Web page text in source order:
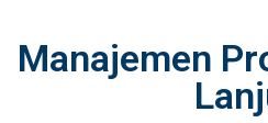
Manajemen